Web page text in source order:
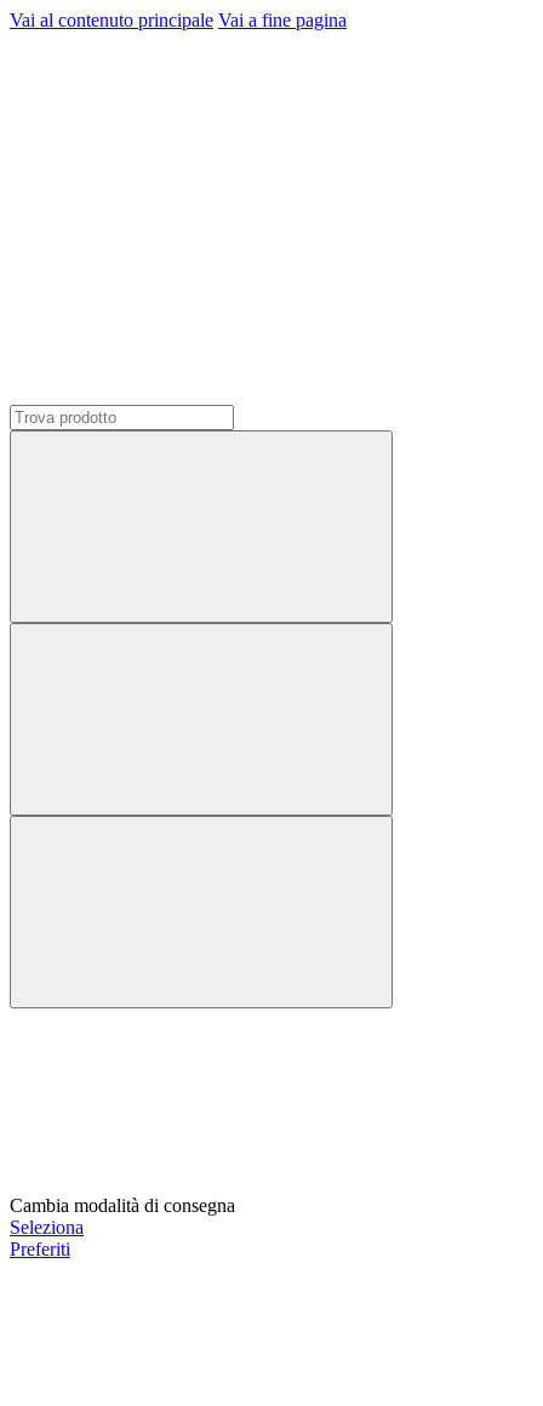
Vai al contenuto principale Vai a fine pagina
Cambia modalità di consegna
Seleziona
Preferiti